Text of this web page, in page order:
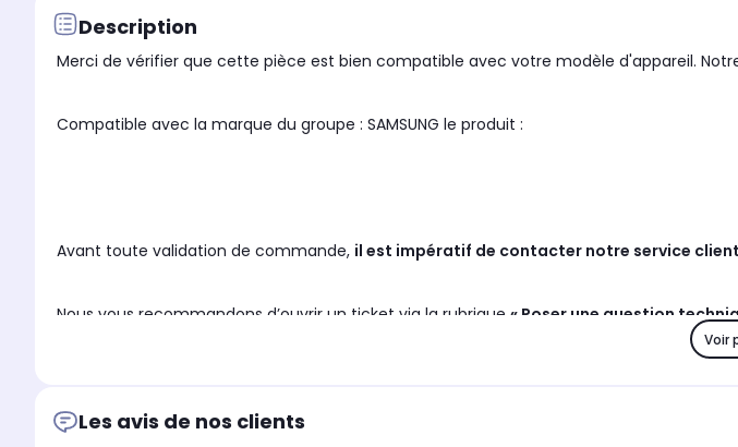
Description
Merci de vérifier que cette pièce est bien compatible avec votre modèle d'appareil.
Compatible avec la marque du groupe : SAMSUNG le produit :
Avant toute validation de commande, il est impératif de contacter notre service
Nous vous recommandons d’ouvrir un ticket via la rubrique « Poser une question
En raison des spécificités techniques de ce produit (matériel électronique et
Voir
Les avis de nos clients